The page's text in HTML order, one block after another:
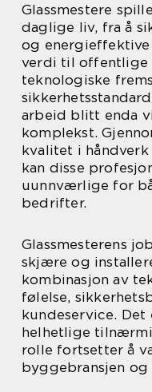
Glassmestere
daglige liv, fra å
og
verdi til offentlige
teknologiske
arbeid blitt enda
komplekst.
kvalitet i
kan disse
uunnværlige for
bedrifter.
Glassmesterens
skjære og
kombinasjon av
følelse,
kundeservice. Det
helhetlige
rolle fortsetter å
byggebransjen